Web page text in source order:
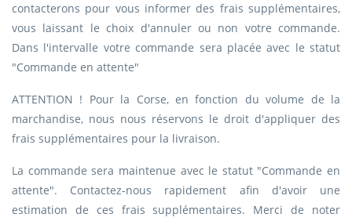
contacterons pour vous informer des frais supplémentaires,
vous laissant le choix d'annuler ou non votre commande.
Dans l'intervalle votre commande sera placée avec le statut
"Commande en attente"
ATTENTION ! Pour la Corse, en fonction du volume de la
marchandise, nous nous réservons le droit d'appliquer des
frais supplémentaires pour la livraison.
La commande sera maintenue avec le statut "Commande en
attente". Contactez-nous rapidement afin d'avoir une
estimation de ces frais supplémentaires. Merci de noter